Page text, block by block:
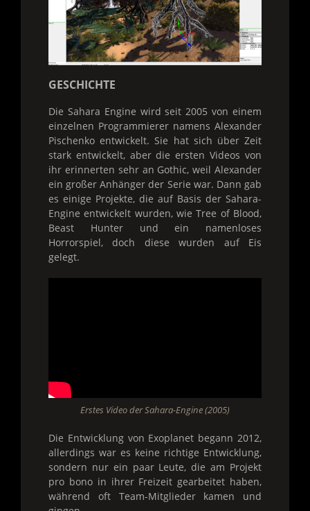
GESCHICHTE
Die Sahara Engine wird seit 2005 von einem
einzelnen Programmierer namens Alexander
Pischenko entwickelt. Sie hat sich über Zeit
stark entwickelt, aber die ersten Videos von
ihr erinnerten sehr an Gothic, weil Alexander
ein großer Anhänger der Serie war. Dann gab
es einige Projekte, die auf Basis der Sahara-
Engine entwickelt wurden, wie Tree of Blood,
Beast Hunter und ein namenloses
Horrorspiel, doch diese wurden auf Eis
gelegt.
Erstes Video der Sahara-Engine (2005)
Die Entwicklung von Exoplanet begann 2012,
allerdings war es keine richtige Entwicklung,
sondern nur ein paar Leute, die am Projekt
pro bono in ihrer Freizeit gearbeitet haben,
während oft Team-Mitglieder kamen und